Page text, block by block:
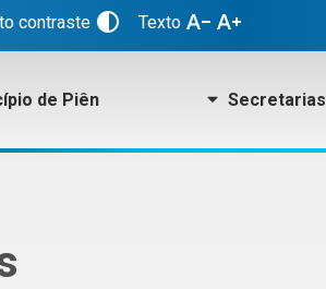
contraste contrast Texto text_decrease text_increase
de Piên Secretarias